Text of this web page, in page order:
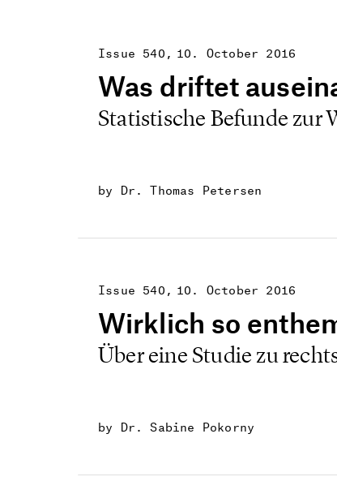
10. October 2016
Issue 540
Was driftet
Statistische Befunde zur
by Dr. Thomas Petersen
10. October 2016
Issue 540
Wirklich so
Über eine Studie zu
by Dr. Sabine Pokorny